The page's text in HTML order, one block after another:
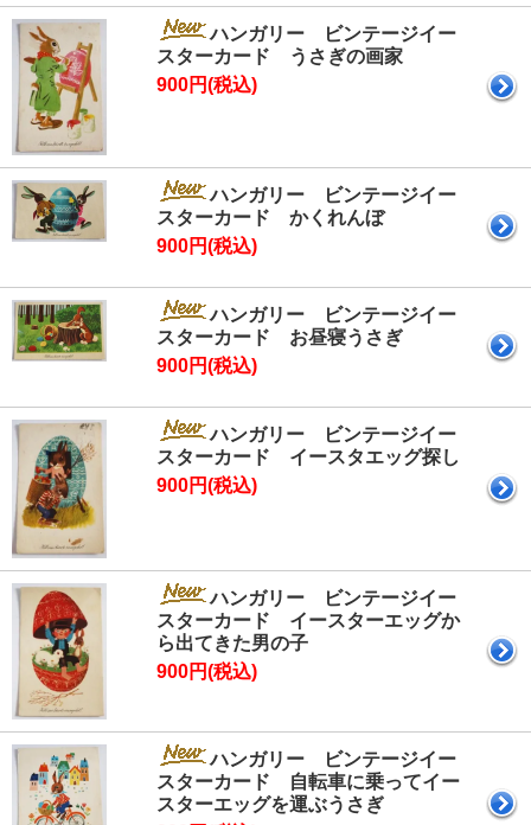
ハンガリー ビンテージイー
スターカード うさぎの画家
900円(税込)
ハンガリー ビンテージイー
スターカード かくれんぼ
900円(税込)
ハンガリー ビンテージイー
スターカード お昼寝うさぎ
900円(税込)
ハンガリー ビンテージイー
スターカード イースタエッグ探し
900円(税込)
ハンガリー ビンテージイー
スターカード イースターエッグか
ら出てきた男の子
900円(税込)
ハンガリー ビンテージイー
スターカード 自転車に乗ってイー
スターエッグを運ぶうさぎ